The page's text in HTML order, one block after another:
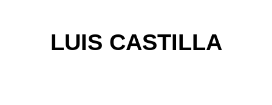
LUIS CASTILLA